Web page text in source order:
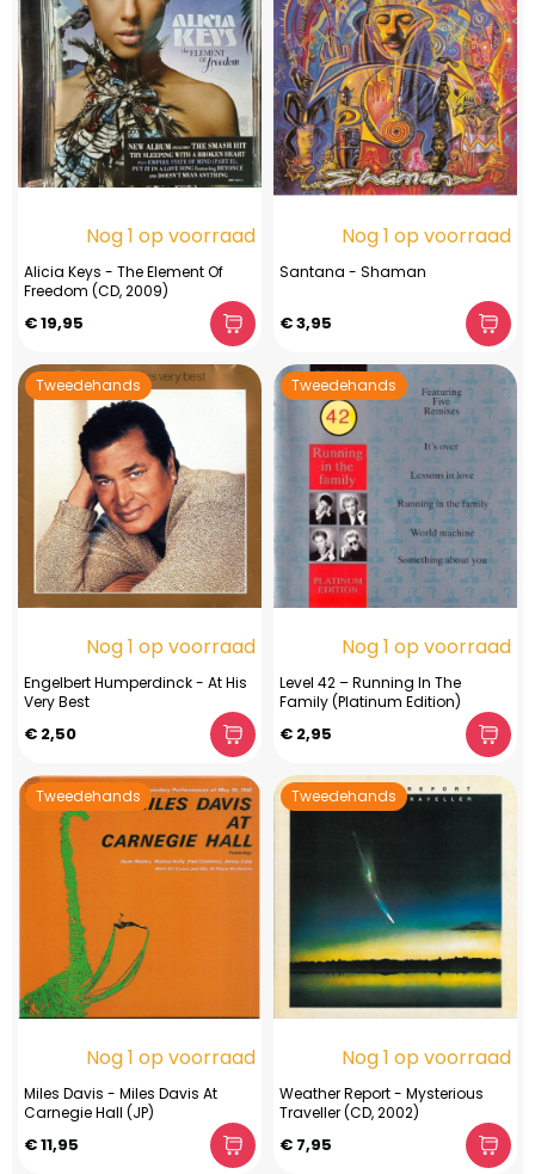
Nog 1 op voorraad
Alicia Keys - The Element Of
Freedom (CD, 2009)
€ 19,95
Nog 1 op voorraad
Santana - Shaman
€ 3,95
Tweedehands
Nog 1 op voorraad
Engelbert Humperdinck - At His
Very Best
€ 2,50
Tweedehands
Nog 1 op voorraad
Level 42 – Running In The
Family (Platinum Edition)
€ 2,95
Tweedehands
Nog 1 op voorraad
Miles Davis - Miles Davis At
Carnegie Hall (JP)
€ 11,95
Tweedehands
Nog 1 op voorraad
Weather Report - Mysterious
Traveller (CD, 2002)
€ 7,95